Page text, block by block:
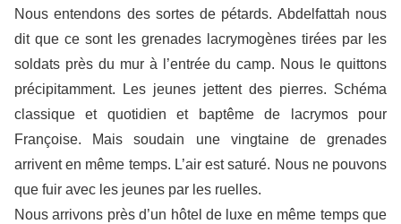
Nous entendons des sortes de pétards. Abdelfattah nous
dit que ce sont les grenades lacrymogènes tirées par les
soldats près du mur à l’entrée du camp. Nous le quittons
précipitamment. Les jeunes jettent des pierres. Schéma
classique et quotidien et baptême de lacrymos pour
Françoise. Mais soudain une vingtaine de grenades
arrivent en même temps. L’air est saturé. Nous ne pouvons
que fuir avec les jeunes par les ruelles.
Nous arrivons près d’un hôtel de luxe en même temps que